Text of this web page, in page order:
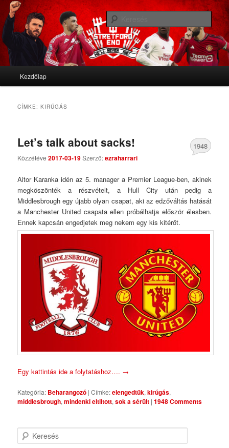
Stretford End
We'll never die
Tovább az elsődleges tartalomra
Tovább a másodlagos tartalomra
Kezdőlap
CÍMKE:KIRÚGÁS
Let’s talk about sacks!
Közzétéve2017-03-19Szerző:ezraharrari
1948
Aitor Karanka idén az 5. manager a Premier League-ben, akinek
megköszönték a részvételt, a Hull City után pedig a
Middlesbrough egy újabb olyan csapat, aki az edzőváltás hatását
a Manchester United csapata ellen próbálhatja először élesben.
Ennek kapcsán engedjetek meg nekem egy kis kitérőt.
Egy kattintás ide a folytatáshoz…. →
Kategória: Beharangozó |Címke:elengedtük,kirúgás,
middlesbrough,mindenki eltiltott,sok a sérült |1948 Comments
Keresés